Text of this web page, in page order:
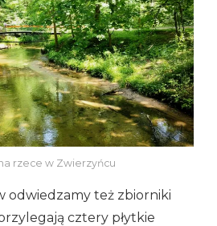
rzece w Zwierzyńcu
odwiedzamy też zbiorniki
cztery płytkie